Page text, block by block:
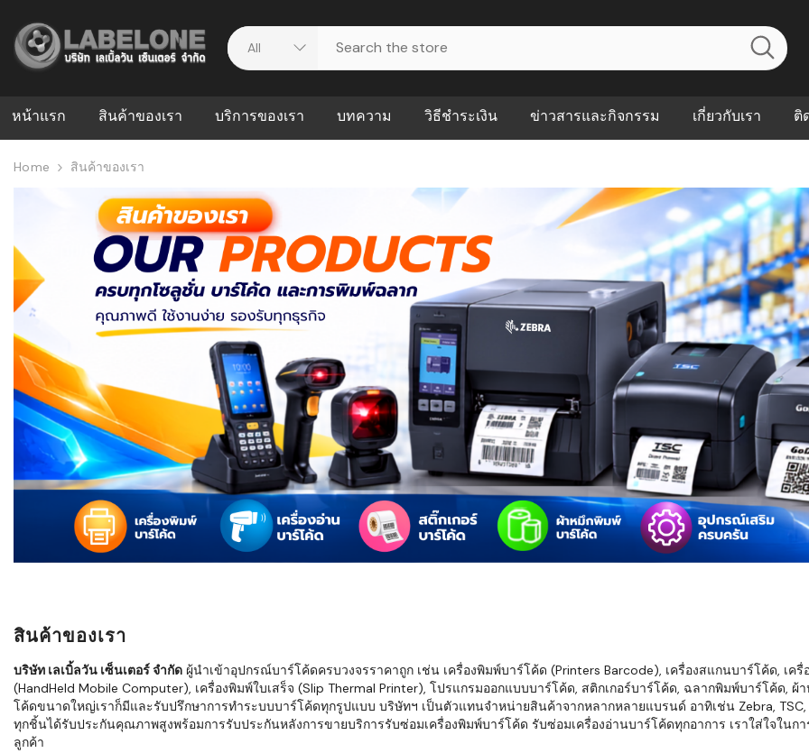
หน้าแรก สินค้าของเรา บริการของเรา
ดาวน์โหลดไดร์เวอร์
วีดีโอแนะนำ
บทความ
บริหารคลังสินค้าที่ช่วยลด
สต็อกแบบ Real-time
ปัญหาคลังสินค้าที่บอกว่า
ธุรกิจของคุณควรเริ่มใช้
WMS กับ ERP ต่างกัน
อย่างไร? ทำไมหลายธุรกิจ
ต้องใช้ร่วมกัน
ใช้ Excel คุมสต็อก กับใช้
WMS ต่างกันอย่างไร?
แบบไหนเหมาะกับธุรกิจที่
กำลังเติบโต
ขั้นตอนการทำงานของ
WMS ตั้งแต่รับสินค้า จัด
เก็บ หยิบ แพ็ก จนถึงจัดส่ง
อย่างไร
WMS สำหรับธุรกิจ 3PL,
ค้าส่ง และ E-Commerce:
วิธีชำระเงิน ข่าวสารและกิจกรรม เกี่ยวกับเรา
FAQs
Our Customer
ติ
Home สินค้าของเรา
สินค้าของเรา
บริษัท เลเบิ้ลวัน เซ็นเตอร์ จำกัด ผู้นำเข้าอุปกรณ์บาร์โค้ดครบวงจรราคาถูก เช่น เครื่องพิมพ์บาร์โค้ด (Printers Barcode), เครื่องสแกนบาร์โค้ด, เค
(HandHeld Mobile Computer), เครื่องพิมพ์ใบเสร็จ (Slip Thermal Printer), โปรแกรมออกแบบบาร์โค้ด, สติกเกอร์บาร์โค้ด, ฉลากพิมพ์บาร์โค้ด,
โค้ดขนาดใหญ่เราก็มีและรับปรึกษาการทำระบบบาร์โค้ดทุกรูปแบบ บริษัทฯ เป็นตัวแทนจำหน่ายสินค้าจากหลากหลายแบรนด์ อาทิเช่น Zebra, TSC,
ทุกชิ้นได้รับประกันคุณภาพสูงพร้อมการรับประกันหลังการขายบริการรับซ่อมเครื่องพิมพ์บาร์โค้ด รับซ่อมเครื่องอ่านบาร์โค้ดทุกอาการ เราใส่ใจใน
ลูกค้า